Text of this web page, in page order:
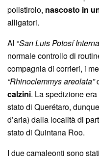
polistirolo, nascosto in
alligatori.
Al “San Luis Potosí
normale controllo di
compagnia di corrieri, i
“Rhinoclemmys areolata”
calzini. La spedizione
stato di Querétaro,
d’aria) dalla località di
stato di Quintana Roo.
I due camaleonti sono